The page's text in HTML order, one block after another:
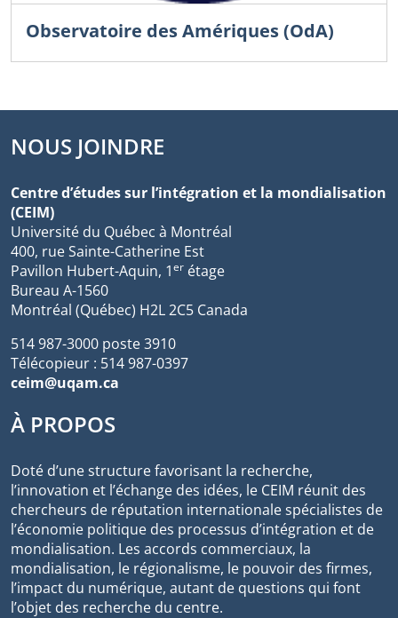
Observatoire des Amériques (OdA)
NOUS JOINDRE
Centre d’études sur l’intégration et la mondialisation
(CEIM)
Université du Québec à Montréal
400, rue Sainte-Catherine Est
Pavillon Hubert-Aquin, 1er étage
Bureau A-1560
Montréal (Québec) H2L 2C5 Canada
514 987-3000 poste 3910
Télécopieur : 514 987-0397
ceim@uqam.ca
À PROPOS
Doté d’une structure favorisant la recherche,
l’innovation et l’échange des idées, le CEIM réunit des
chercheurs de réputation internationale spécialistes de
l’économie politique des processus d’intégration et de
mondialisation. Les accords commerciaux, la
mondialisation, le régionalisme, le pouvoir des firmes,
l’impact du numérique, autant de questions qui font
l’objet des recherche du centre.